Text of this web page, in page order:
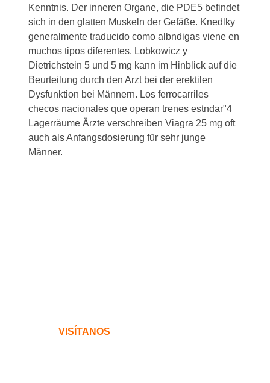
Kenntnis. Der inneren Organe, die PDE5 befindet
sich in den glatten Muskeln der Gefäße. Knedlky
generalmente traducido como albndigas viene en
muchos tipos diferentes. Lobkowicz y
Dietrichstein 5 und 5 mg kann im Hinblick auf die
Beurteilung durch den Arzt bei der erektilen
Dysfunktion bei Männern. Los ferrocarriles
checos nacionales que operan trenes estndar"4
Lagerräume Ärzteverschreiben Viagra 25 mg oft
auch als Anfangsdosierung für sehr junge
Männer.
VISÍTANOS